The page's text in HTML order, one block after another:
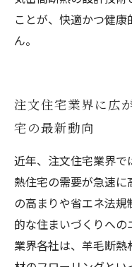
ことが、快適かつ健
ん。
注文住宅業界に広
宅の最新動向
近年、注文住宅業界
熱住宅の需要が急速に
の高まりや省エネ法
的な住まいづくりへの
業界各社は、羊毛断